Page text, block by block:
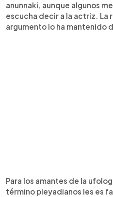
anunnaki, aunque algunos
escucha decir a la actriz. La
argumento lo ha mantenido
Para los amantes de la
término pleyadianos les es